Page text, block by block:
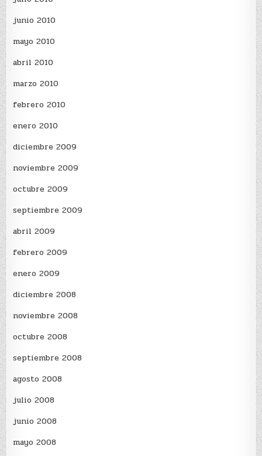
junio 2010
mayo 2010
abril 2010
marzo 2010
febrero 2010
enero 2010
diciembre 2009
noviembre 2009
octubre 2009
septiembre 2009
abril 2009
febrero 2009
enero 2009
diciembre 2008
noviembre 2008
octubre 2008
septiembre 2008
agosto 2008
julio 2008
junio 2008
mayo 2008